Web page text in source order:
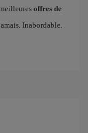
offres de
Inabordable.